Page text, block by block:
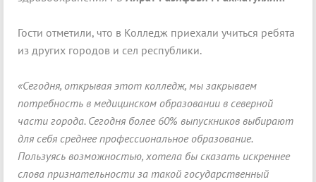
Гости отметили, что в Колледж приехали учиться ребята
из других городов и сел республики.
«Сегодня, открывая этот колледж, мы закрываем
потребность в медицинском образовании в северной
части города. Сегодня более 60% выпускников выбирают
для себя среднее профессиональное образование.
Пользуясь возможностью, хотела бы сказать искреннее
слова признательности за такой государственный